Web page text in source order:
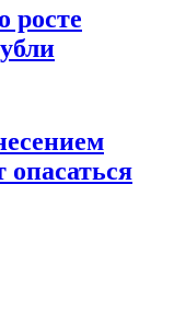
росте